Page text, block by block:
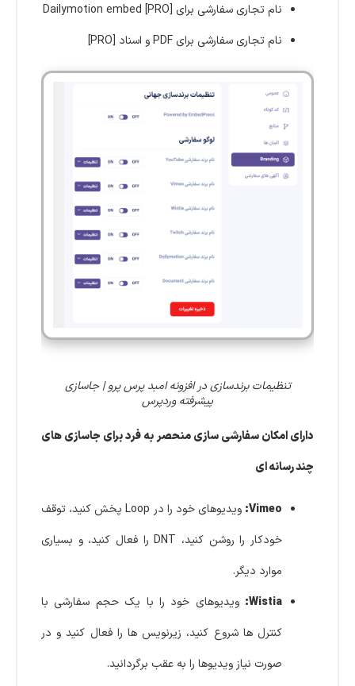
نام تجاری سفارشی برای Dailymotion embed [PRO]
نام تجاری سفارشی برای PDF و اسناد [PRO]
تنظیمات برندسازی در افزونه امبد پرس پرو | جاسازی
پیشرفته وردپرس
دارای امکان سفارشی سازی منحصر به فرد برای جاسازی های
چند رسانه ای
Vimeo:
ویدیوهای خود را در Loop پخش کنید، توقف
خودکار را روشن کنید، DNT را فعال کنید، و بسیاری
موارد دیگر.
Wistia: ویدیوهای خود را با یک حجم سفارشی با
کنترل ها شروع کنید، زیرنویس ها را فعال کنید و در
صورت نیاز ویدیوها را به عقب برگردانید.